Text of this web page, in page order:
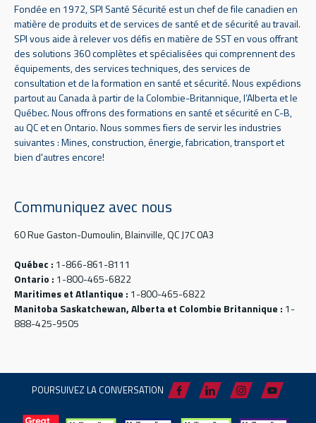
Fondée en 1972, SPI Santé Sécurité est un chef de file canadien en
matière de produits et de services de santé et de sécurité au travail.
SPI vous aide à relever vos défis en matière de SST en vous offrant
des solutions 360 complètes et spécialisées qui comprennent des
équipements, des services techniques, des services de
consultation et de la formation en santé et sécurité. Nous expédions
partout au Canada à partir de la Colombie-Britannique, l’Alberta et le
Québec. Nous offrons des formations en santé et sécurité en C-B,
au QC et en Ontario. Nous sommes fiers de servir les industries
suivantes : Mines, construction, énergie, fabrication, transport et
bien d'autres encore!
Communiquez avec nous
60 Rue Gaston-Dumoulin, Blainville, QC J7C 0A3
Québec : 1-866-861-8111
Ontario : 1-800-465-6822
Maritimes et Atlantique : 1-800-465-6822
Manitoba Saskatchewan, Alberta et Colombie Britannique : 1-
888-425-9505
POURSUIVEZ LA CONVERSATION